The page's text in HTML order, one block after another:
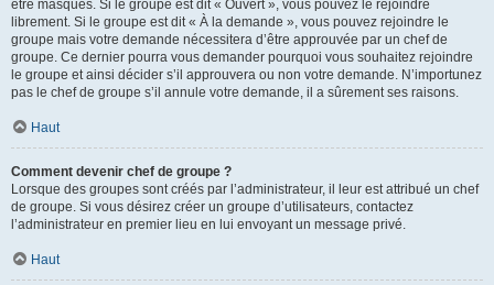
être masqués. Si le groupe est dit « Ouvert », vous pouvez le rejoindre
librement. Si le groupe est dit « À la demande », vous pouvez rejoindre le
groupe mais votre demande nécessitera d’être approuvée par un chef de
groupe. Ce dernier pourra vous demander pourquoi vous souhaitez rejoindre
le groupe et ainsi décider s’il approuvera ou non votre demande. N’importunez
pas le chef de groupe s’il annule votre demande, il a sûrement ses raisons.
Haut
Comment devenir chef de groupe ?
Lorsque des groupes sont créés par l’administrateur, il leur est attribué un chef
de groupe. Si vous désirez créer un groupe d’utilisateurs, contactez
l’administrateur en premier lieu en lui envoyant un message privé.
Haut